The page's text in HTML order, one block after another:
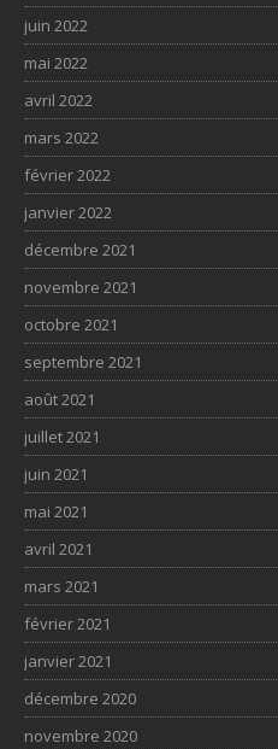
juin 2022
mai 2022
avril 2022
mars 2022
février 2022
janvier 2022
décembre 2021
novembre 2021
octobre 2021
septembre 2021
août 2021
juillet 2021
juin 2021
mai 2021
avril 2021
mars 2021
février 2021
janvier 2021
décembre 2020
novembre 2020